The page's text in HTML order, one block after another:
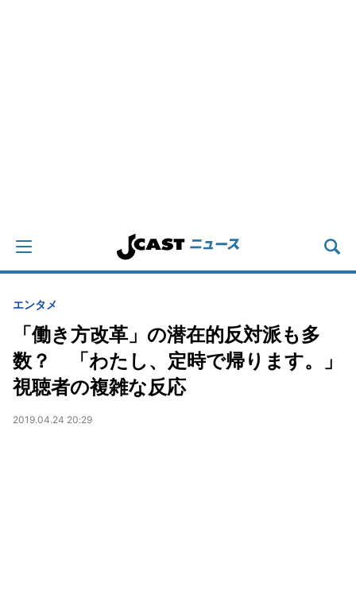
エンタメ
「働き方改革」の潜在的反対派も多
数？ 「わたし、定時で帰ります。」
視聴者の複雑な反応
2019.04.24 20:29